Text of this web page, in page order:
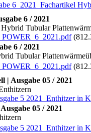
6_2021_Fachartikel
6 / 2021
Tubular
6 / 2021
Tubular
Ausgabe 05 / 2021
5 2021_Enthitzer in
05 / 2021
5 2021_Enthitzer in